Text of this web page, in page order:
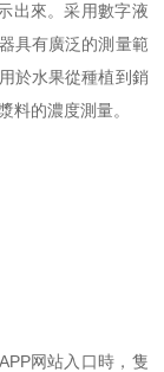
出來。采用數字液
具有廣泛的測量範
於水果從種植到銷
料的濃度測量。
网站入口時，隻